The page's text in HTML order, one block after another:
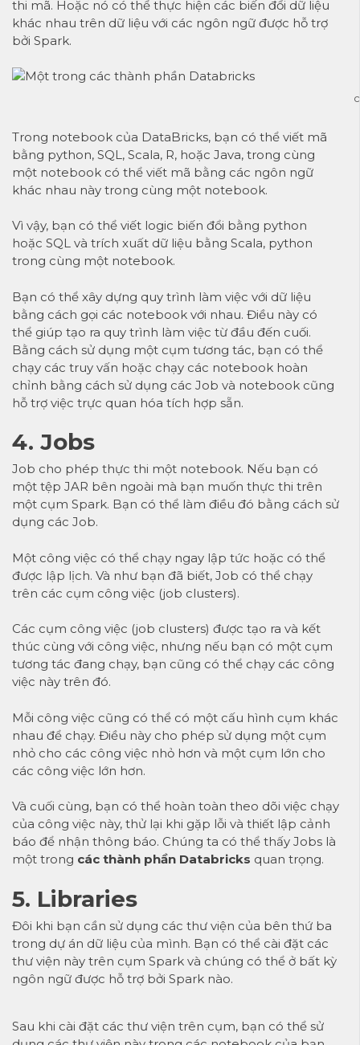
thi mã. Hoặc nó có thể thực hiện các biến đổi dữ liệu
khác nhau trên dữ liệu với các ngôn ngữ được hỗ trợ
bởi Spark.
Trong notebook của DataBricks, bạn có thể viết mã
bằng python, SQL, Scala, R, hoặc Java, trong cùng
một notebook có thể viết mã bằng các ngôn ngữ
khác nhau này trong cùng một notebook.
Vì vậy, bạn có thể viết logic biến đổi bằng python
hoặc SQL và trích xuất dữ liệu bằng Scala, python
trong cùng một notebook.
Bạn có thể xây dựng quy trình làm việc với dữ liệu
bằng cách gọi các notebook với nhau. Điều này có
thể giúp tạo ra quy trình làm việc từ đầu đến cuối.
Bằng cách sử dụng một cụm tương tác, bạn có thể
chạy các truy vấn hoặc chạy các notebook hoàn
chỉnh bằng cách sử dụng các Job và notebook cũng
hỗ trợ việc trực quan hóa tích hợp sẵn.
4. Jobs
Job cho phép thực thi một notebook. Nếu bạn có
một tệp JAR bên ngoài mà bạn muốn thực thi trên
một cụm Spark. Bạn có thể làm điều đó bằng cách sử
dụng các Job.
Một công việc có thể chạy ngay lập tức hoặc có thể
được lập lịch. Và như bạn đã biết, Job có thể chạy
trên các cụm công việc (job clusters).
Các cụm công việc (job clusters) được tạo ra và kết
thúc cùng với công việc, nhưng nếu bạn có một cụm
tương tác đang chạy, bạn cũng có thể chạy các công
việc này trên đó.
Mỗi công việc cũng có thể có một cấu hình cụm khác
nhau để chạy. Điều này cho phép sử dụng một cụm
nhỏ cho các công việc nhỏ hơn và một cụm lớn cho
các công việc lớn hơn.
Và cuối cùng, bạn có thể hoàn toàn theo dõi việc chạy
của công việc này, thử lại khi gặp lỗi và thiết lập cảnh
báo để nhận thông báo. Chúng ta có thể thấy Jobs là
một trong các thành phần Databricks quan trọng.
5. Libraries
Đôi khi bạn cần sử dụng các thư viện của bên thứ ba
trong dự án dữ liệu của mình. Bạn có thể cài đặt các
thư viện này trên cụm Spark và chúng có thể ở bất kỳ
ngôn ngữ được hỗ trợ bởi Spark nào.
Sau khi cài đặt các thư viện trên cụm, bạn có thể sử